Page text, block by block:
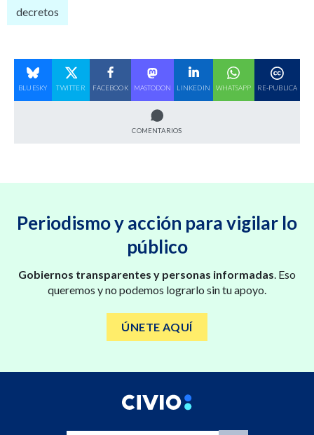
decretos
BLUESKY TWITTER FACEBOOK MASTODON LINKEDIN WHATSAPP RE-PUBLICA
COMENTARIOS
Periodismo y acción para vigilar lo
público
Gobiernos transparentes y personas informadas. Eso
queremos y no podemos lograrlo sin tu apoyo.
ÚNETE AQUÍ